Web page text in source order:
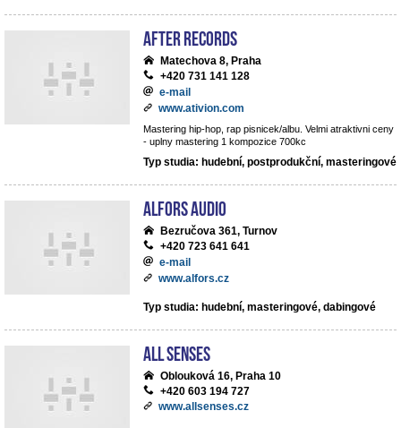
After records
Matechova 8, Praha
+420 731 141 128
e-mail
www.ativion.com
Mastering hip-hop, rap pisnicek/albu. Velmi atraktivni ceny
- uplny mastering 1 kompozice 700kc
Typ studia: hudební, postprodukční, masteringové
ALFORS audio
Bezručova 361, Turnov
+420 723 641 641
e-mail
www.alfors.cz
Typ studia: hudební, masteringové, dabingové
All Senses
Oblouková 16, Praha 10
+420 603 194 727
www.allsenses.cz